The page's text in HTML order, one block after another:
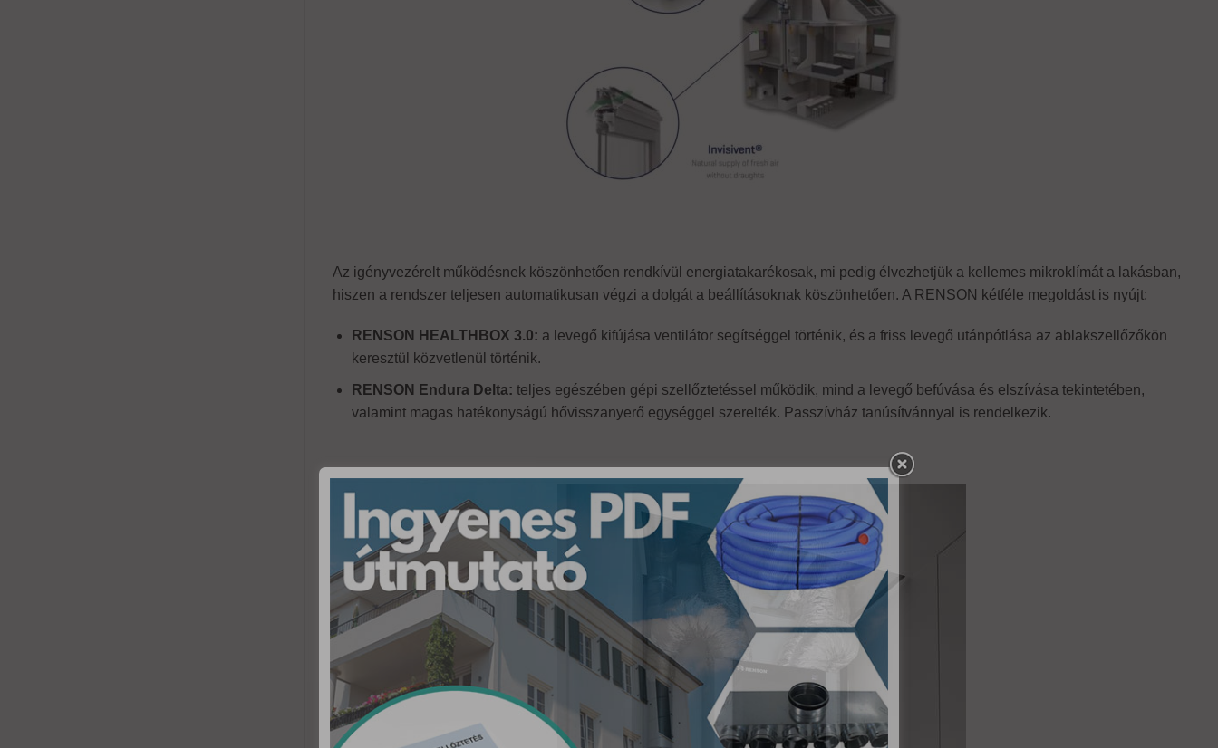
Az igényvezérelt működésnek köszönhetően rendkívül energiatakarékosak, mi pedig élvezhetjük a kellemes mikroklímát a lakásban,
hiszen a rendszer teljesen automatikusan végzi a dolgát a beállításoknak köszönhetően. A RENSON kétféle megoldást is nyújt:
RENSON HEALTHBOX 3.0: a levegő kifújása ventilátor segítséggel történik, és a friss levegő utánpótlása az ablakszellőzőkön
keresztül közvetlenül történik.
RENSON Endura Delta: teljes egészében gépi szellőztetéssel működik, mind a levegő befúvása és elszívása tekintetében,
valamint magas hatékonyságú hővisszanyerő egységgel szerelték. Passzívház tanúsítvánnyal is rendelkezik.